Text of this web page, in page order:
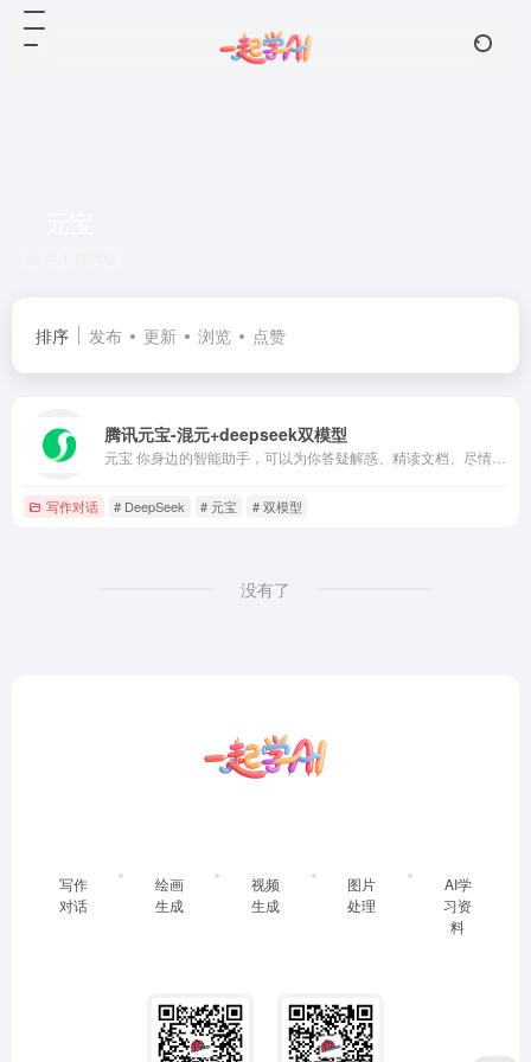
排序 发布 更新 浏览 点赞
腾讯元宝-混元+deepseek双模型
写作对话 # DeepSeek # 元宝 # 双模型
没有了
写作
对话
绘画
生成
视频
生成
图片
处理
AI学
习资
料